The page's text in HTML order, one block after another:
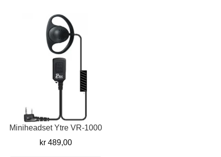
Miniheadset Ytre VR-1000
kr489,00